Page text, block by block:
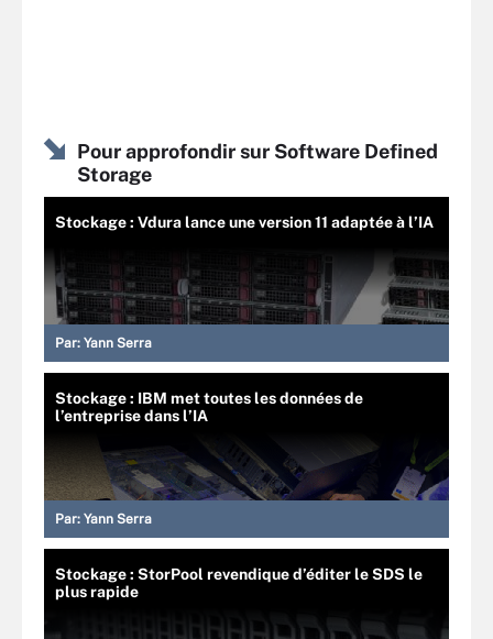
Pour approfondir sur Software Defined
Storage
Stockage : Vdura lance une version 11 adaptée à l’IA
Par: Yann Serra
Stockage : IBM met toutes les données de
l’entreprise dans l’IA
Par: Yann Serra
Stockage : StorPool revendique d’éditer le SDS le
plus rapide